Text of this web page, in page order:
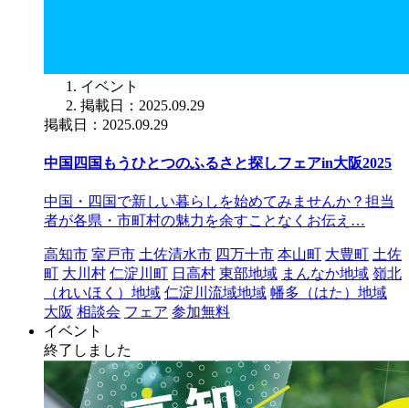
イベント
掲載日：2025.09.29
掲載日：2025.09.29
中国四国もうひとつのふるさと探しフェアin大阪2025
中国・四国で新しい暮らしを始めてみませんか？担当
者が各県・市町村の魅力を余すことなくお伝え…
高知市 室戸市 土佐清水市 四万十市 本山町 大豊町 土佐
町 大川村 仁淀川町 日高村 東部地域 まんなか地域 嶺北
（れいほく）地域 仁淀川流域地域 幡多（はた）地域
大阪 相談会 フェア 参加無料
イベント
終了しました